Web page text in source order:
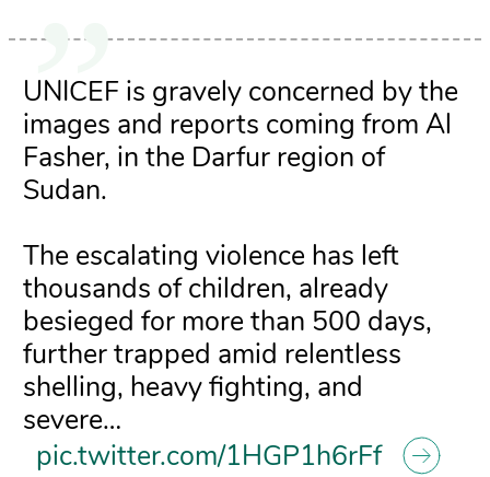
UNICEF is gravely concerned by the
images and reports coming from Al
Fasher, in the Darfur region of
Sudan.
The escalating violence has left
thousands of children, already
besieged for more than 500 days,
further trapped amid relentless
shelling, heavy fighting, and
severe…
pic.twitter.com/1HGP1h6rFf